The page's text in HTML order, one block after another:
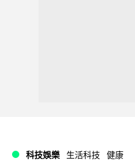
科技娛樂 生活科技 健康